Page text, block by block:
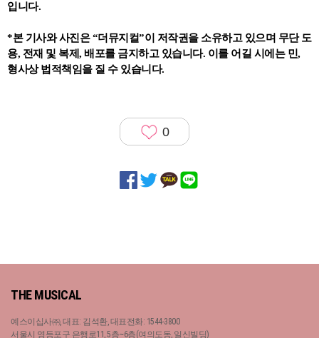
입니다.
*본 기사와 사진은 “더뮤지컬”이 저작권을 소유하고 있으며 무단 도
용, 전재 및 복제, 배포를 금지하고 있습니다. 이를 어길 시에는 민,
형사상 법적책임을 질 수 있습니다.
0
THE MUSICAL
예스이십사㈜, 대표: 김석환, 대표전화: 1544-3800
서울시 영등포구 은행로11, 5층~6층(여의도동, 일신빌딩)